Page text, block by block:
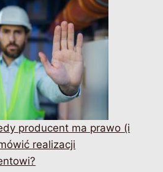
producent ma prawo (i
realizacji